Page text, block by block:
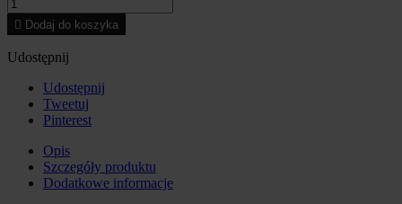
 Dodaj do koszyka
Udostępnij
Udostępnij
Tweetuj
Pinterest
Opis
Szczegóły produktu
Dodatkowe informacje